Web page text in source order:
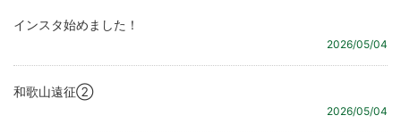
インスタ始めました！
2026/05/04
和歌山遠征②
2026/05/04